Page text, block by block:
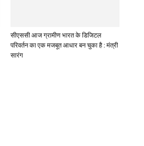
सीएससी आज ग्रामीण भारत के डिजिटल
परिवर्तन का एक मजबूत आधार बन चुका है : मंत्री
सारंग